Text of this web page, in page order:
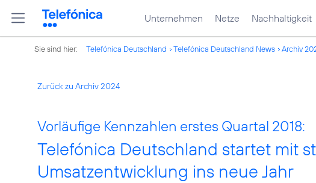
Unternehmen Netze Nachhaltigkeit
Sie sind hier: Telefónica Deutschland Telefónica Deutschland News Archiv
Zurück zu Archiv 2024
Vorläufige Kennzahlen erstes Quartal 2018:
Telefónica Deutschland startet mit
Umsatzentwicklung ins neue Jahr